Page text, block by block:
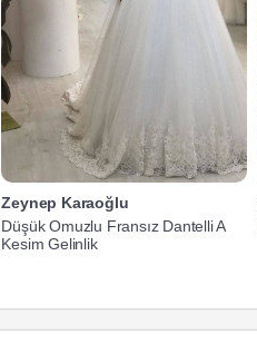
Zeynep Karaoğlu
Düşük Omuzlu Fransız Dantelli A
Kesim Gelinlik